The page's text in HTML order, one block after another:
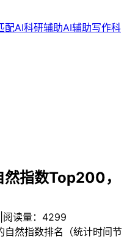
配AI科研辅助AI辅助写作科
指数Top200，
阅读量：4299
自然指数排名（统计时间节